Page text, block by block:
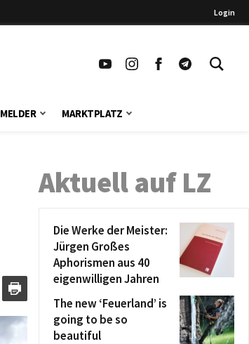
Login
MELDER MARKTPLATZ
Aktuell auf LZ
Die Werke der Meister:
Jürgen Großes
Aphorismen aus 40
eigenwilligen Jahren
The new ‘Feuerland’ is
going to be so
beautiful